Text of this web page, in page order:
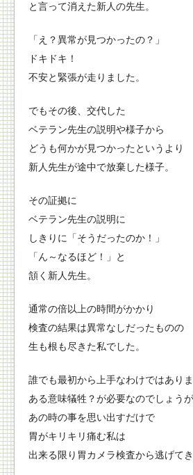
と言って消えた新人の先生。
「え？異常が見つかったの？」
ドキドキ！
不安と緊張が走りました。
でもその後、交代した
ベテラン先生の説明や様子から
どうも何かが見つかったというより
新人先生が途中で放棄した様子。
その証拠に
ベテラン先生の説明に
しきりに「そうだったのか！」
「ん～なるほど！」と
頷く新人先生。
通常の倍以上の時間がかかり
検査の結果は異常なしだったものの
生も根も尽きた私でした。
誰でも最初から上手なわけではありま
ある意味犠牲？が必要なのでしょうが
あの時の事を思い出すだけで
胃がキリキリ痛む私は
出来る限り胃カメラ検査から逃げてき